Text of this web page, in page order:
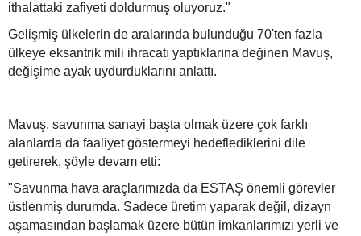
ithalattaki zafiyeti doldurmuş oluyoruz."
Gelişmiş ülkelerin de aralarında bulunduğu 70'ten fazla
ülkeye eksantrik mili ihracatı yaptıklarına değinen Mavuş,
değişime ayak uydurduklarını anlattı.
Mavuş, savunma sanayi başta olmak üzere çok farklı
alanlarda da faaliyet göstermeyi hedeflediklerini dile
getirerek, şöyle devam etti:
"Savunma hava araçlarımızda da ESTAŞ önemli görevler
üstlenmiş durumda. Sadece üretim yaparak değil, dizayn
aşamasından başlamak üzere bütün imkanlarımızı yerli ve